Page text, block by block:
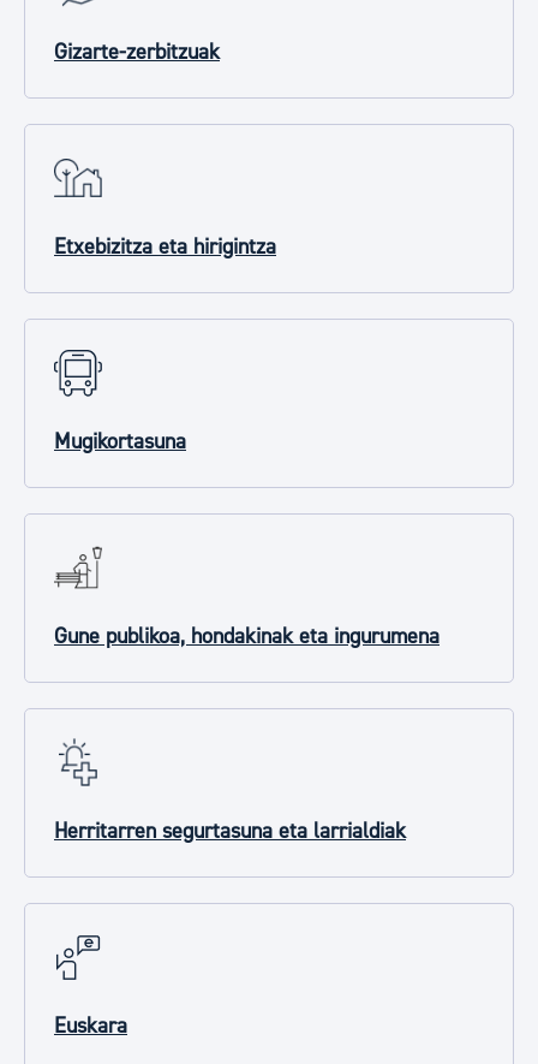
Gizarte-zerbitzuak
Etxebizitza eta hirigintza
Mugikortasuna
Gune publikoa, hondakinak eta ingurumena
Herritarren segurtasuna eta larrialdiak
Euskara